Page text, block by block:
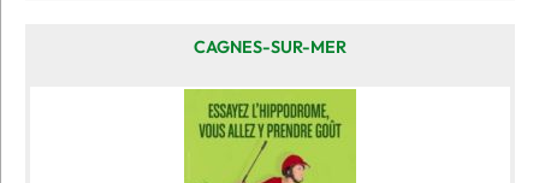
CAGNES-SUR-MER